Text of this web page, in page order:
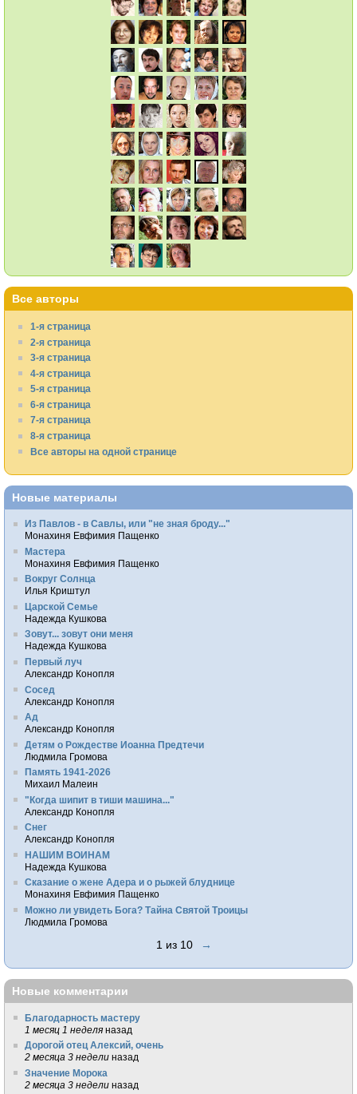
Все авторы
1-я страница
2-я страница
3-я страница
4-я страница
5-я страница
6-я страница
7-я страница
8-я страница
Все авторы на одной странице
Новые материалы
Из Павлов - в Савлы, или "не зная броду..."
Монахиня Евфимия Пащенко
Мастера
Монахиня Евфимия Пащенко
Вокруг Солнца
Илья Криштул
Царской Семье
Надежда Кушкова
Зовут... зовут они меня
Надежда Кушкова
Первый луч
Александр Конопля
Сосед
Александр Конопля
Ад
Александр Конопля
Детям о Рождестве Иоанна Предтечи
Людмила Громова
Память 1941-2026
Михаил Малеин
"Когда шипит в тиши машина..."
Александр Конопля
Снег
Александр Конопля
НАШИМ ВОИНАМ
Надежда Кушкова
Сказание о жене Адера и о рыжей блуднице
Монахиня Евфимия Пащенко
Можно ли увидеть Бога? Тайна Святой Троицы
Людмила Громова
1 из 10 →
Новые комментарии
Благодарность мастеру
1 месяц 1 неделя назад
Дорогой отец Алексий, очень
2 месяца 3 недели назад
Значение Морока
2 месяца 3 недели назад